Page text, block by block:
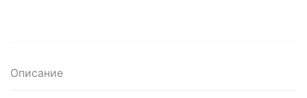
Описание